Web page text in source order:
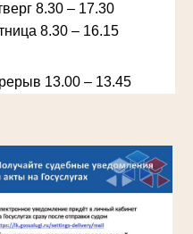
Труженица тыла в годы Великой
Отечественной войны
8.30 – 17.30
8.30 – 16.15
13.00 – 13.45